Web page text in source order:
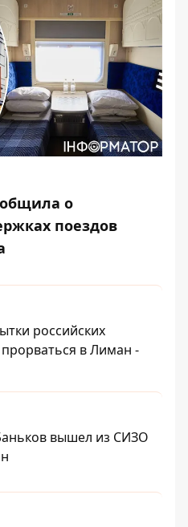
о
поездов
российских
в Лиман -
вышел из СИЗО